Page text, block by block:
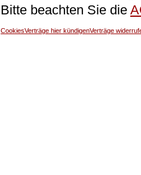
Bitte beachten Sie die
CookiesVerträge hier kündigenVerträge